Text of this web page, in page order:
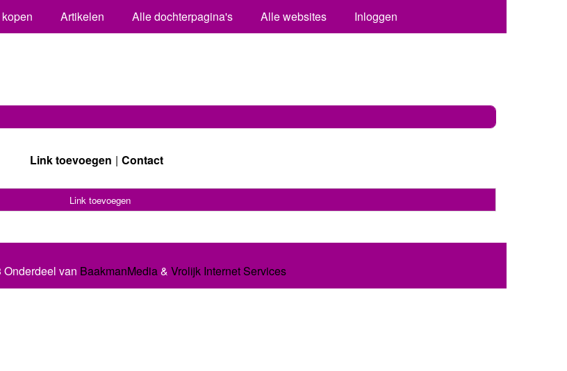
Artikelen Alle dochterpagina's Alle websites Inloggen
Link toevoegen Contact
Link toevoegen
van BaakmanMedia& Vrolijk Internet Services